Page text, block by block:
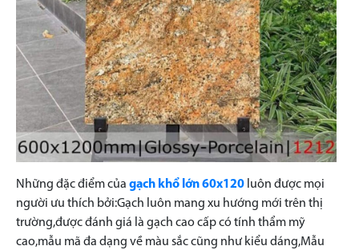
Những đặc điểm của gạch khổ lớn 60x120 luôn được mọi
người ưu thích bởi:Gạch luôn mang xu hướng mới trên thị
trường,được đánh giá là gạch cao cấp có tính thẩm mỹ
cao,mẫu mã đa dạng về màu sắc cũng như kiểu dáng,Mẫu